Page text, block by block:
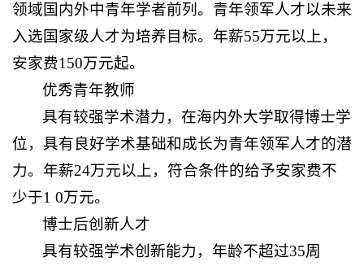
领域国内外中青年学者前列。青年领军人才以未来
入选国家级人才为培养目标。年薪55万元以上，
安家费150万元起。
优秀青年教师
具有较强学术潜力，在海内外大学取得博士学
位，具有良好学术基础和成长为青年领军人才的潜
力。年薪24万元以上，符合条件的给予安家费不
少于1 0万元。
博士后创新人才
具有较强学术创新能力，年龄不超过35周